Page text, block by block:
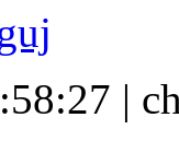
|